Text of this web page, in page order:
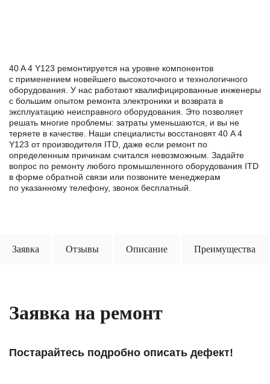
40 A 4 Y123 ремонтируется на уровне компонентов
с применением новейшего высокоточного и технологичного
оборудования. У нас работают квалифицированные инженеры
с большим опытом ремонта электроники и возврата в
эксплуатацию неисправного оборудования. Это позволяет
решать многие проблемы: затраты уменьшаются, и вы не
теряете в качестве. Наши специалисты восстановят 40 A 4
Y123 от производителя ITD, даже если ремонт по
определенным причинам считался невозможным. Задайте
вопрос по ремонту любого промышленного оборудования ITD
в формe обратной связи или позвоните менеджерам
по указанному телефону, звонок бесплатный.
Заявка Отзывы Описание Преимущества
Заявка на ремонт
Постарайтесь подробно описать дефект!